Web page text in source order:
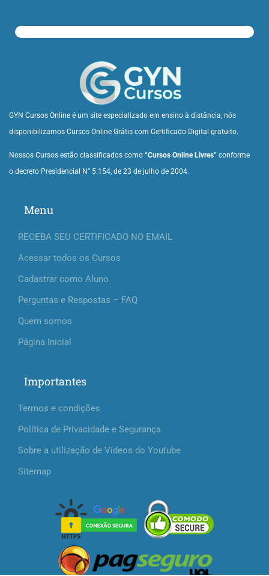
GYN Cursos Online é um site especializado em ensino à distância, nós
disponibilizamos Cursos Online Grátis com Certificado Digital gratuito.
Nossos Cursos estão classificados como “Cursos Online Livres” conforme
o decreto Presidencial N° 5.154, de 23 de julho de 2004.
Menu
RECEBA SEU CERTIFICADO NO EMAIL
Acessar todos os Cursos
Cadastrar como Aluno
Perguntas e Respostas – FAQ
Quem somos
Página Inicial
Importantes
Termos e condições
Política de Privacidade e Segurança
Sobre a utilização de Vídeos do Youtube
Sitemap